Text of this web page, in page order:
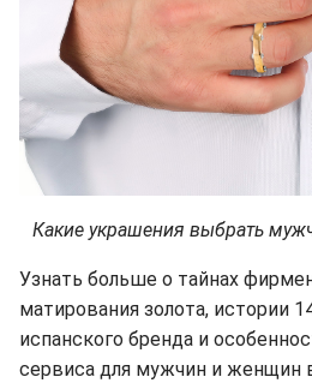
Какие украшения выбрать
Узнать больше о тайнах
матирования золота, истории
испанского бренда и
сервиса для мужчин и женщин